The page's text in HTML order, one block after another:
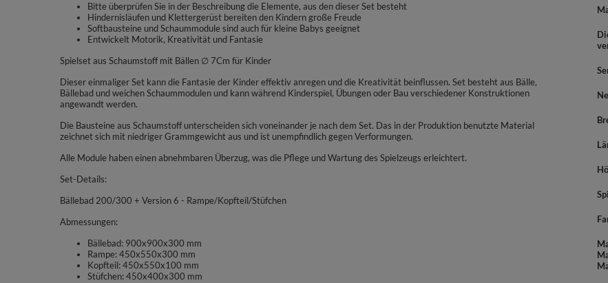
Bitte überprüfen Sie in der Beschreibung die Elemente, aus den dieser Set besteht
Hindernisläufen und Klettergerüst bereiten den Kindern große Freude
Softbausteine und Schaummodule sind auch für kleine Babys geeignet
Entwickelt Motorik, Kreativität und Fantasie
Spielset aus Schaumstoff mit Bällen ∅ 7Cm für Kinder
Dieser einmaliger Set kann die Fantasie der Kinder effektiv anregen und die Kreativität beinflussen. Set besteht aus Bälle,
Bällebad und weichen Schaummodulen und kann während Kinderspiel, Übungen oder Bau verschiedener Konstruktionen
angewandt werden.
Die Bausteine aus Schaumstoff unterscheiden sich voneinander je nach dem Set. Das in der Produktion benutzte Material
zeichnet sich mit niedriger Grammgewicht aus und ist unempfindlich gegen Verformungen.
Alle Module haben einen abnehmbaren Überzug, was die Pflege und Wartung des Spielzeugs erleichtert.
Set-Details:
Bällebad 200/300 + Version 6 - Rampe/Kopfteil/Stüfchen
Abmessungen:
Bällebad: 900x900x300 mm
Rampe: 450x550x300 mm
Kopfteil: 450x550x100 mm
Stüfchen: 450x400x300 mm